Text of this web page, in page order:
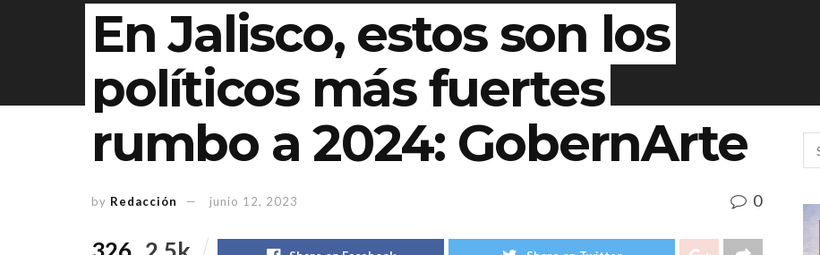
En Jalisco, estos son los
políticos más fuertes
rumbo a 2024: GobernArte
by Redacción junio 12, 2023 0